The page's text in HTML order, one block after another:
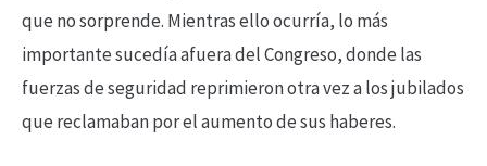
que no sorprende. Mientras ello ocurría, lo más
importante sucedía afuera del Congreso, donde las
fuerzas de seguridad reprimieron otra vez a los jubilados
que reclamaban por el aumento de sus haberes.